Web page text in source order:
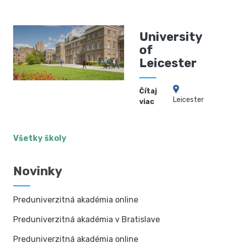
University
of
Leicester
Čítaj
viac
Leicester
Všetky školy
Novinky
Preduniverzitná akadémia online
Preduniverzitná akadémia v Bratislave
Preduniverzitná akadémia online